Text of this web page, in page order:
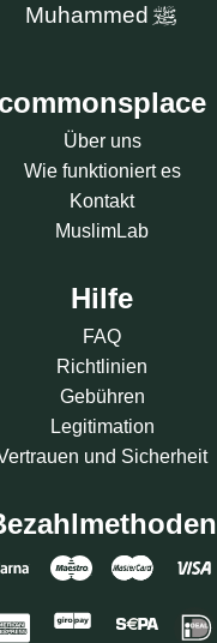
Muhammed
commonsplace
Über uns
Wie funktioniert es
Kontakt
MuslimLab
Hilfe
FAQ
Richtlinien
Gebühren
Legitimation
und Sicherheit